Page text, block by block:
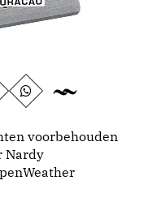
voorbehouden
Nardy